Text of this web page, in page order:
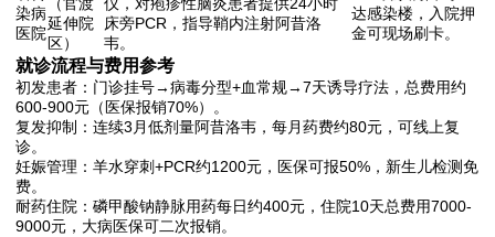
染病
医院
延伸院
区）
床旁PCR，指导鞘内注射阿昔洛
韦。
达感染楼，入院押
金可现场刷卡。
就诊流程与费用参考
初发患者：门诊挂号→病毒分型+血常规→7天诱导疗法，总费用约
600-900元（医保报销70%）。
复发抑制：连续3月低剂量阿昔洛韦，每月药费约80元，可线上复
诊。
妊娠管理：羊水穿刺+PCR约1200元，医保可报50%，新生儿检测免
费。
耐药住院：磷甲酸钠静脉用药每日约400元，住院10天总费用7000-
9000元，大病医保可二次报销。